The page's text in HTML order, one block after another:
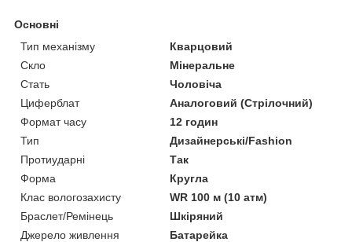
Основні
Тип механізму
Кварцовий
Скло
Мінеральне
Стать
Чоловіча
Циферблат
Аналоговий (Стрілочний)
Формат часу
12 годин
Тип
Дизайнерські/Fashion
Протиударні
Так
Форма
Кругла
Клас вологозахисту
WR 100 м (10 атм)
Браслет/Ремінець
Шкіряний
Джерело живлення
Батарейка